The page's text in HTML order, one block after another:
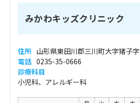
みかわキッズクリニック
住所 山形県東田川郡三川町大字猪子
電話 0235-35-0666
診療科目
小児科、アレルギー科